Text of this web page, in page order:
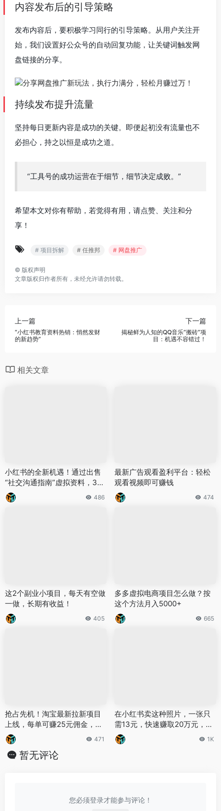
内容发布后的引导策略
发布内容后，要积极学习同行的引导策略。从用户关注开
始，我们设置好公众号的自动回复功能 ，让关键词触发网
盘链接的分享。
持续发布提升流量
坚持每日更新内容是成功的关键。即便起初没有流量也不
必担心，持之以恒是成功之道。
“工具号的成功运营在于细节，细节决定成败。”
希望本文对你有帮助，若觉得有用，请点赞、关注和分
享！
# 项目拆解 # 任推邦 # 网盘推广
© 版权声明
文章版权归作者所有，未经允许请勿转载。
上一篇
“小红书教育资料热销：悄然发财
的新趋势”
下一篇
揭秘鲜为人知的QQ音乐“搬砖”项
目：机遇不容错过！
相关文章
小红书的全新机遇！通过出售
“社交沟通指南”虚拟资料，3个
月轻松赚取14万
486
最新广告观看盈利平台：轻松
观看视频即可赚钱
474
这2个副业小项目，每天有空做
一做，长期有收益！
405
多多虚拟电商项目怎么做？按
这个方法月入5000+
665
抢占先机！淘宝最新拉新项目
上线，每单可赚25元佣金，详
细教程速览
471
在小红书卖这种照片，一张只
需13元，快速赚取20万元，新
手也能轻松日入200+的秘诀！
1K
暂无评论
您必须登录才能参与评论！